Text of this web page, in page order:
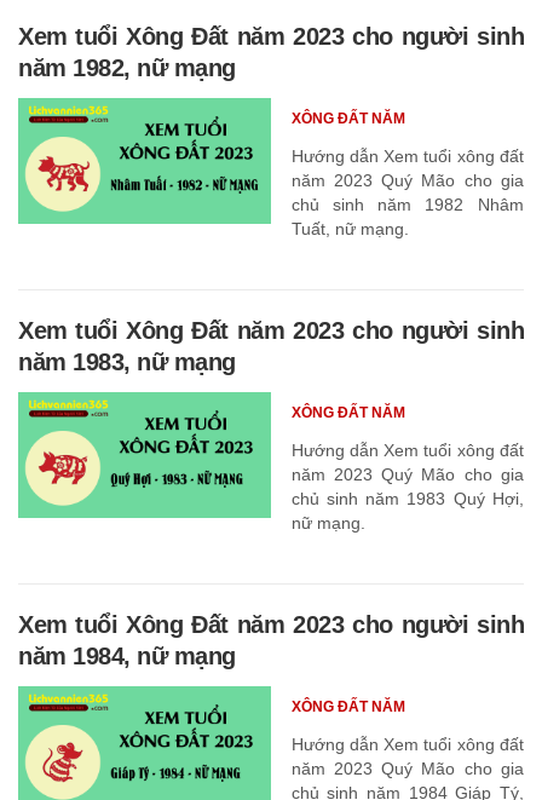
Xem tuổi Xông Đất năm 2023 cho người sinh
năm 1982, nữ mạng
Hướng dẫn Xem tuổi xông đất
năm 2023 Quý Mão cho gia
chủ sinh năm 1982 Nhâm
Tuất, nữ mạng.
XÔNG ĐẤT NĂM
Xem tuổi Xông Đất năm 2023 cho người sinh
năm 1983, nữ mạng
Hướng dẫn Xem tuổi xông đất
năm 2023 Quý Mão cho gia
chủ sinh năm 1983 Quý Hợi,
nữ mạng.
XÔNG ĐẤT NĂM
Xem tuổi Xông Đất năm 2023 cho người sinh
năm 1984, nữ mạng
Hướng dẫn Xem tuổi xông đất
năm 2023 Quý Mão cho gia
chủ sinh năm 1984 Giáp Tý,
XÔNG ĐẤT NĂM